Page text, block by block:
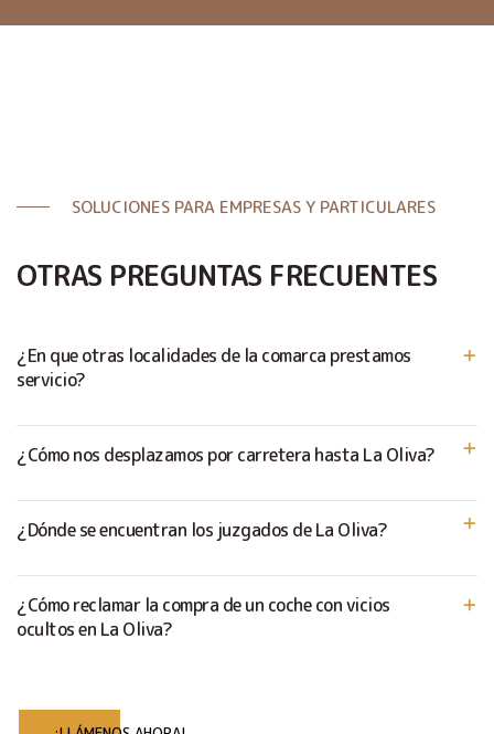
SOLUCIONES PARA EMPRESAS Y PARTICULARES
OTRAS PREGUNTAS FRECUENTES
¿En que otras localidades de la comarca prestamos
servicio?
¿Cómo nos desplazamos por carretera hasta La Oliva?
¿Dónde se encuentran los juzgados de La Oliva?
¿Cómo reclamar la compra de un coche con vicios
ocultos en La Oliva?